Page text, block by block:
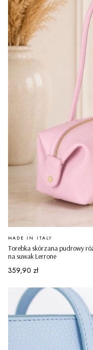
Torebka skórzana pudrowy
na suwak Lerrone
PRODUCENT
MADE IN ITALY
Cena
359,90 zł